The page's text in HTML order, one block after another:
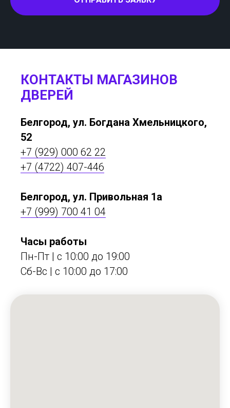
КОНТАКТЫ МАГАЗИНОВ
ДВЕРЕЙ
Белгород, ул. Богдана Хмельницкого,
52
+7 (929) 000 62 22
+7 (4722) 407-446
Белгород, ул. Привольная 1а
+7 (999) 700 41 04
Часы работы
Пн-Пт | с 10:00 до 19:00
Сб-Вс | c 10:00 до 17:00